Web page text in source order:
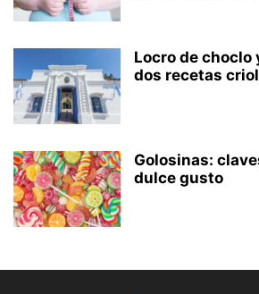
Locro de choclo
dos recetas
Golosinas:
dulce gusto